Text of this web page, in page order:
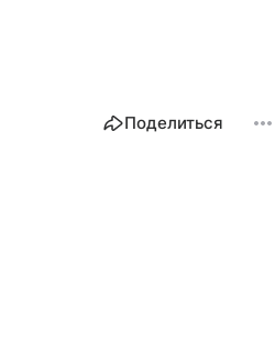
Поделиться